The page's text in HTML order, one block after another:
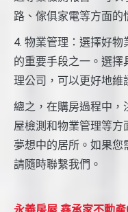
路、傢俱家電等方面的
4. 物業管理：選擇好
的重要手段之一。選擇
理公司，可以更好地維
總之，在購房過程中，
屋檢測和物業管理等方
夢想中的居所。如果您
請隨時聯繫我們。